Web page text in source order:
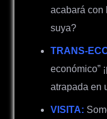
acabará con
suya?
TRANS-
económico”
atrapada en
VISITA: